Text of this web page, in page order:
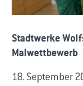
Stadtwerke
Malwettbewerb
18. September